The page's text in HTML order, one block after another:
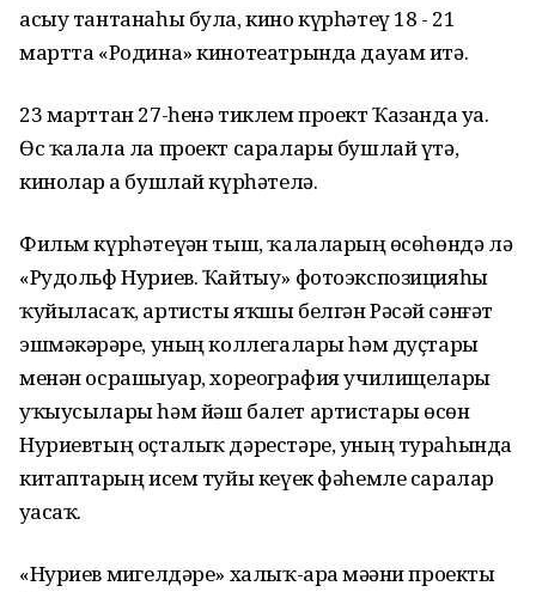
асыу тантанаһы була, кино күрһәтеү 18 - 21
мартта «Родина» кинотеатрында дауам итә.
23 марттан 27-һенә тиклем проект Ҡазанда уҙа.
Өс ҡалала ла проект саралары бушлай үтә,
кинолар ҙа бушлай күрһәтелә.
Фильм күрһәтеүҙән тыш, ҡалаларҙың өсөһөндә лә
«Рудольф Нуриев. Ҡайтыу» фотоэкспозицияһы
ҡуйыласаҡ, артисты яҡшы белгән Рәсәй сәнғәт
эшмәкәрҙәре, уның коллегалары һәм дуҫтары
менән осрашыуҙар, хореография училищелары
уҡыусылары һәм йәш балет артистары өсөн
Нуриевтың оҫталыҡ дәрестәре, уның тураһында
китаптарҙың исем туйы кеүек фәһемле саралар
уҙасаҡ.
«Нуриев миҙгелдәре» халыҡ-ара мәҙәни проекты